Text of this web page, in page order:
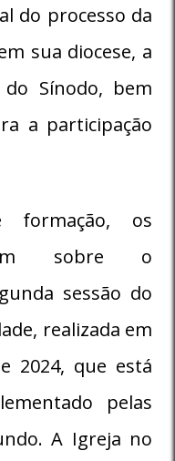
do processo da
sua diocese, a
do Sínodo, bem
a participação
os
sobre o
sessão do
realizada em
2024, que está
pelas
A Igreja no